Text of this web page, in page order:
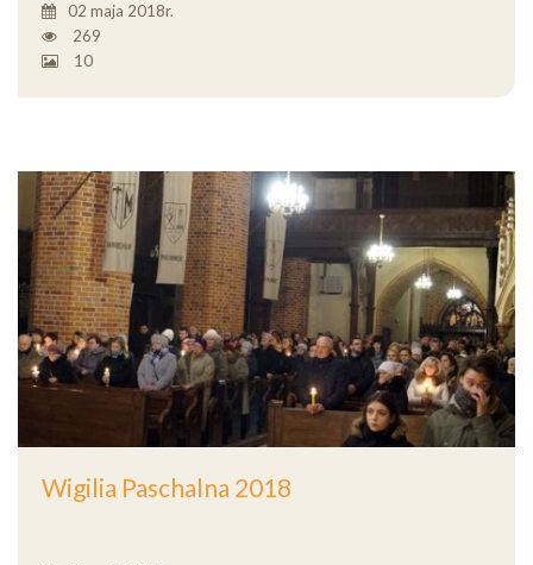
02 maja 2018r.
269
10
Wigilia Paschalna 2018